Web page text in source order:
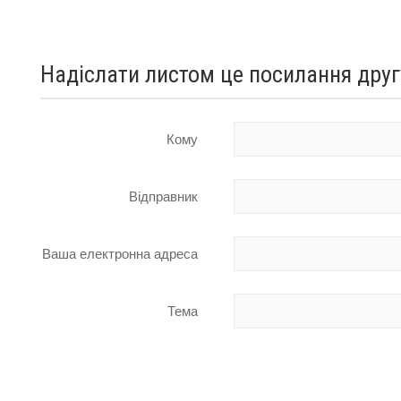
Надіслати листом це посилання
Кому
Відправник
Ваша електронна адреса
Тема